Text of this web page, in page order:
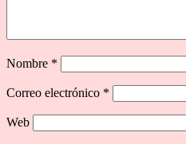
Nombre *
Correo electrónico *
Web